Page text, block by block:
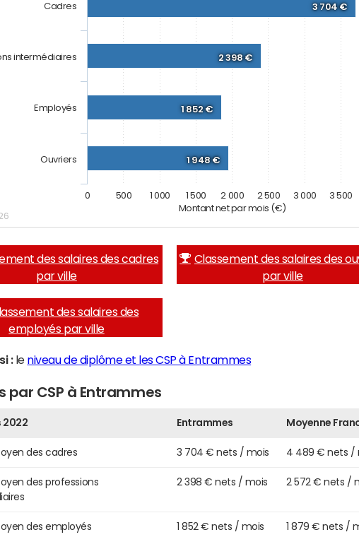
Montant net par mois (€)
3 704 €
2 398 €
1 852 €
1 948 €
Cadres
intermédiaires
Employés
Ouvriers
0 500 1 000 1 500 2 000 2 500 3 000 3 500
des salaires des cadres
par ville
Classement des salaires des
par ville
des salaires des
employés par ville
:le niveau de diplôme et les CSP à Entrammes
par CSP à Entrammes
2022 Entrammes Moyenne
des cadres 3 704 € nets / mois 4 489 € nets /
des professions
2 398 € nets / mois 2 572 € nets /
des employés 1 852 € nets / mois 1 879 € nets /